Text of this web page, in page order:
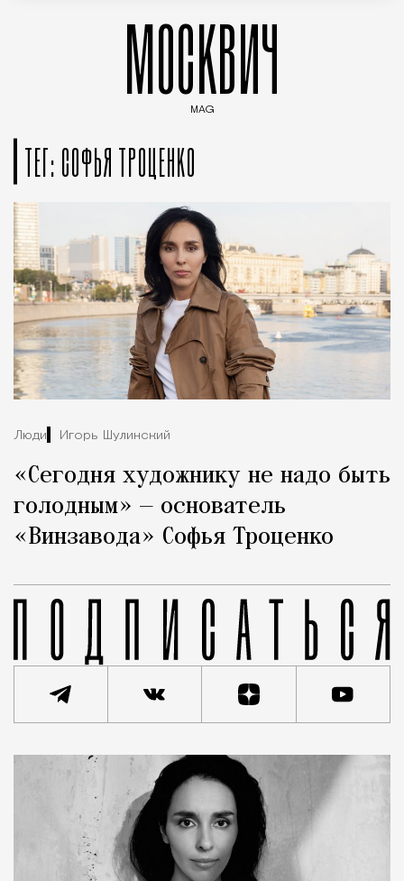
МОСКВИЧ
MAG
ТЕГ: СОФЬЯ ТРОЦЕНКО
Люди Игорь Шулинский
«Сегодня художнику не надо быть
голодным» — основатель
«Винзавода» Софья Троценко